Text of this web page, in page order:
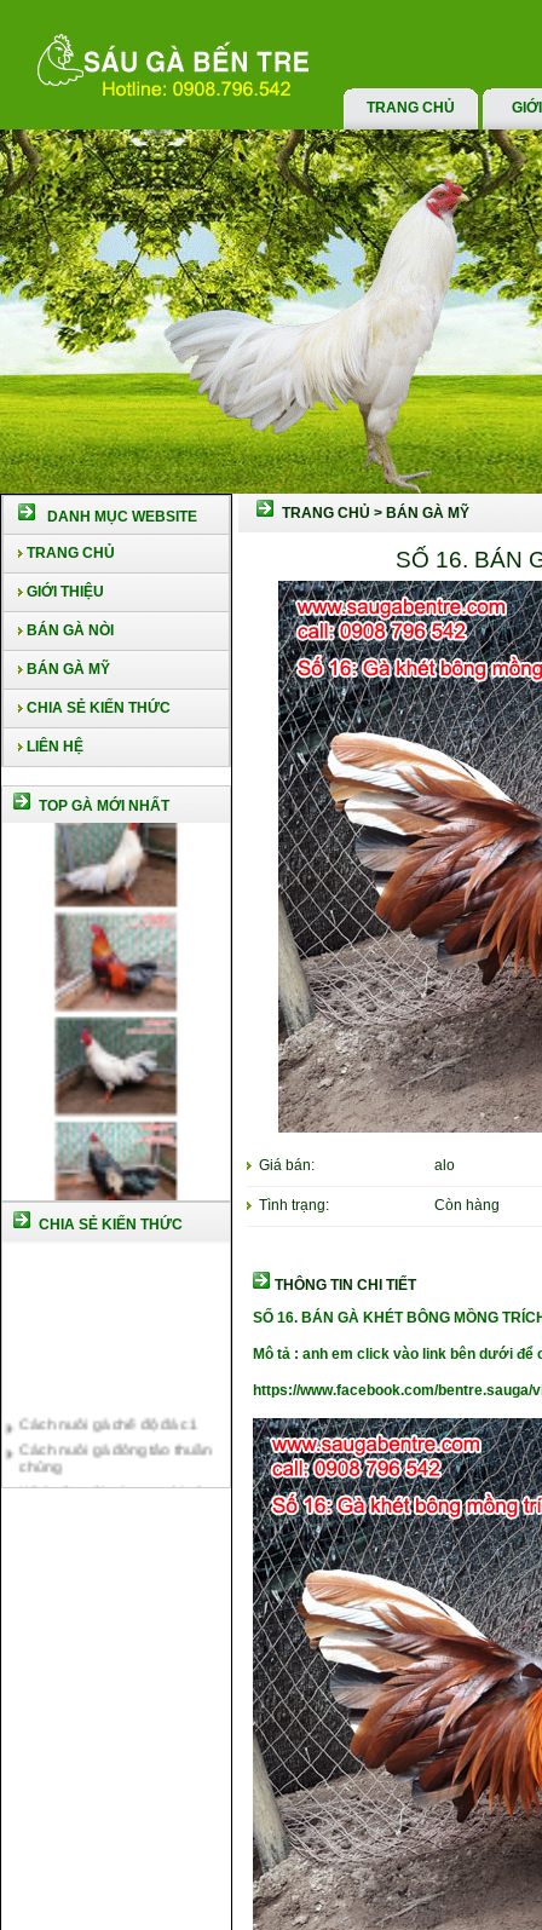
TRANG CHỦ
DANH MỤC WEBSITE
TRANG CHỦ
GIỚI THIỆU
BÁN GÀ NÒI
BÁN GÀ MỸ
CHIA SẺ KIẾN THỨC
LIÊN HỆ
TOP GÀ MỚI NHẤT
CHIA SẺ KIẾN THỨC
Cách nuôi gà đông tảo thuần
chủng
Kỹ thuật nuôi gà con mới nở
TRANG CHỦ > BÁN GÀ MỸ
SỐ 16. BÁN
Giá bán: alo
Tình trạng: Còn hàng
THÔNG TIN CHI TIẾT
SỐ 16.BÁN GÀ KHÉT BÔNG MỒNG
Mô tả : anh em click vào link bên dưới để
https://www.facebook.com/bentre.sauga/